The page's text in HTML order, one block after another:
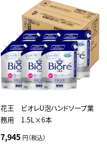
花王 ビオレU泡ハンドソープ業
務用 1.5L×6本
7,945 円（税込）